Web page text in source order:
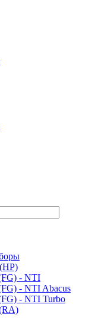
- NTI
- NTI Abacus
- NTI Turbo